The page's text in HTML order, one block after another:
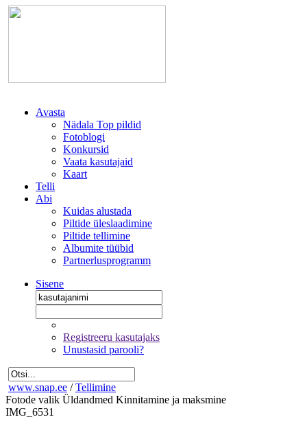
Avasta
Nädala Top pildid
Fotoblogi
Konkursid
Vaata kasutajaid
Kaart
Telli
Abi
Kuidas alustada
Piltide üleslaadimine
Piltide tellimine
Albumite tüübid
Partnerlusprogramm
Sisene
Registreeru kasutajaks
Unustasid parooli?
www.snap.ee / Tellimine
Fotode valik Üldandmed Kinnitamine ja maksmine
IMG_6531